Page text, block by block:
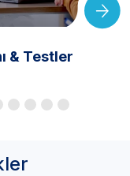
& Testler